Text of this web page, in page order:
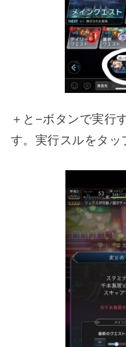
＋と−ボタンで実行
す。実行スルをタッ